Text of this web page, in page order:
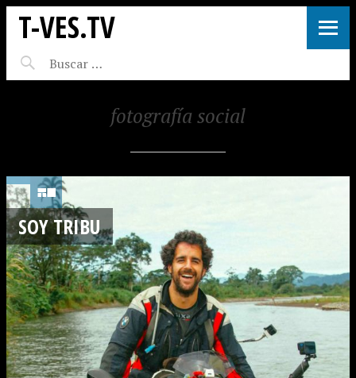
T-VES.TV
fotografía social
SOY TRIBU